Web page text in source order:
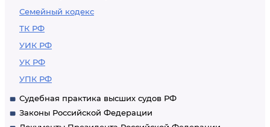
Семейный кодекс
ТК РФ
УИК РФ
УК РФ
УПК РФ
Судебная практика высших судов РФ
Законы Российской Федерации